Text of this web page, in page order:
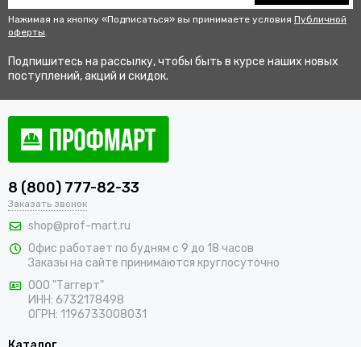
Нажимая на кнопку «Подписаться» вы принимаете условия Публичной
оферты.
Подпишитесь на рассылку, чтобы быть в курсе наших новых
поступлений, акций и скидок.
8 (800) 777-82-33
Заказать звонок
shop@prof-mart.ru
Офис работает по будням с 9 до 18 часов
Заказы на сайте принимаются круглосуточно
ООО "Таггерт"
ИНН: 6732178498
ОГРН: 1196733008031